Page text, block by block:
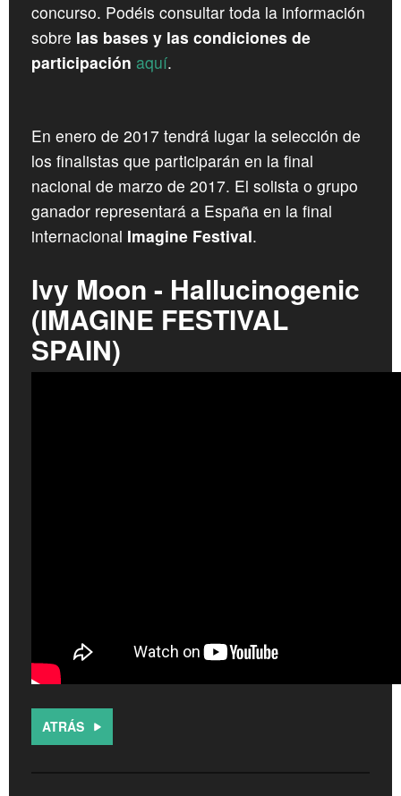
concurso. Podéis consultar toda la información
sobre las bases y las condiciones de
participación aquí.
En enero de 2017 tendrá lugar la selección de
los finalistas que participarán en la final
nacional de marzo de 2017. El solista o grupo
ganador representará a España en la final
internacional Imagine Festival.
Ivy Moon - Hallucinogenic
(IMAGINE FESTIVAL
SPAIN)
ATRÁS